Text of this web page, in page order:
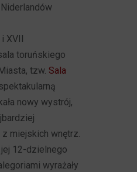
Niderlandów
XVII
toruńskiego
tzw. Sala
nowy wystrój,
miejskich wnętrz.
12-dzielnego
wyrażały